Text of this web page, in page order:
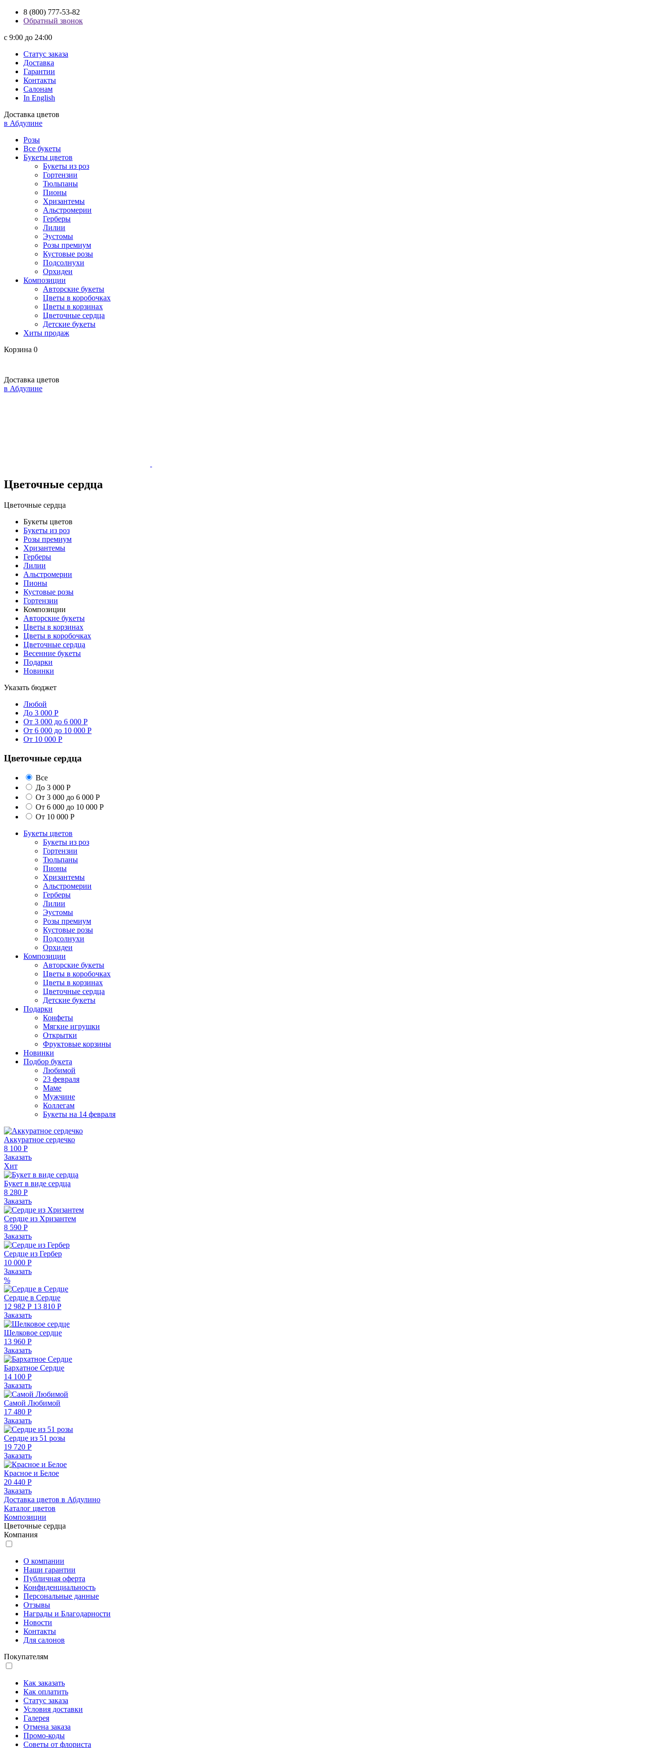
8 (800) 777-53-82
Обратный звонок
с 9:00 до 24:00
Статус заказа
Доставка
Гарантии
Контакты
Салонам
In English
Доставка цветов
в Абдулине
Розы
Все букеты
Букеты цветов
Букеты из роз
Гортензии
Тюльпаны
Пионы
Хризантемы
Альстромерии
Герберы
Лилии
Эустомы
Розы премиум
Кустовые розы
Подсолнухи
Орхидеи
Композиции
Авторские букеты
Цветы в коробочках
Цветы в корзинах
Цветочные сердца
Детские букеты
Хиты продаж
Корзина 0
Доставка цветов
в Абдулине
Цветочные сердца
Цветочные сердца
Букеты цветов
Букеты из роз
Розы премиум
Хризантемы
Герберы
Лилии
Альстромерии
Пионы
Кустовые розы
Гортензии
Композиции
Авторские букеты
Цветы в корзинах
Цветы в коробочках
Цветочные сердца
Весенние букеты
Подарки
Новинки
Указать бюджет
Любой
До 3 000 Р
От 3 000 до 6 000 Р
От 6 000 до 10 000 Р
От 10 000 Р
Цветочные сердца
Все
До 3 000 Р
От 3 000 до 6 000 Р
От 6 000 до 10 000 Р
От 10 000 Р
Букеты цветов
Букеты из роз
Гортензии
Тюльпаны
Пионы
Хризантемы
Альстромерии
Герберы
Лилии
Эустомы
Розы премиум
Кустовые розы
Подсолнухи
Орхидеи
Композиции
Авторские букеты
Цветы в коробочках
Цветы в корзинах
Цветочные сердца
Детские букеты
Подарки
Конфеты
Мягкие игрушки
Открытки
Фруктовые корзины
Новинки
Подбор букета
Любимой
23 февраля
Маме
Мужчине
Коллегам
Букеты на 14 февраля
Аккуратное сердечко
8 100 Р
Заказать
Хит
Букет в виде сердца
8 280 Р
Заказать
Сердце из Хризантем
8 590 Р
Заказать
Сердце из Гербер
10 000 Р
Заказать
%
Сердце в Сердце
12 982 Р 13 810 Р
Заказать
Шелковое сердце
13 960 Р
Заказать
Бархатное Сердце
14 100 Р
Заказать
Самой Любимой
17 480 Р
Заказать
Сердце из 51 розы
19 720 Р
Заказать
Красное и Белое
20 440 Р
Заказать
Доставка цветов в Абдулино
Каталог цветов
Композиции
Цветочные сердца
Компания
О компании
Наши гарантии
Публичная оферта
Конфиденциальность
Персональные данные
Отзывы
Награды и Благодарности
Новости
Контакты
Для салонов
Покупателям
Как заказать
Как оплатить
Статус заказа
Условия доставки
Галерея
Отмена заказа
Промо-коды
Советы от флориста